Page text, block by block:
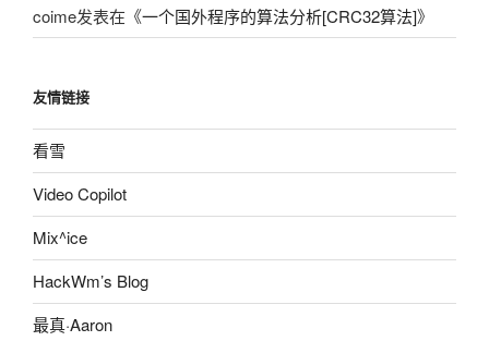
coime发表在《一个国外程序的算法分析[CRC32算法]》
友情链接
看雪
Video Copilot
Mix^ice
HackWm’s Blog
最真·Aaron